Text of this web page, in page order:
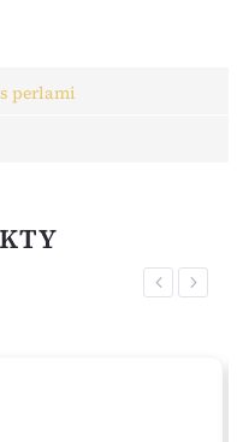
perlami
Previous
Next